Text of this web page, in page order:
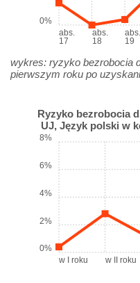
abs.
17
abs.
18
abs.
19
0%
wykres: ryzyko bezrobocia
pierwszym roku po
Ryzyko bezrobocia
UJ, Język polski w
w I roku w II roku
0%
2%
4%
6%
8%